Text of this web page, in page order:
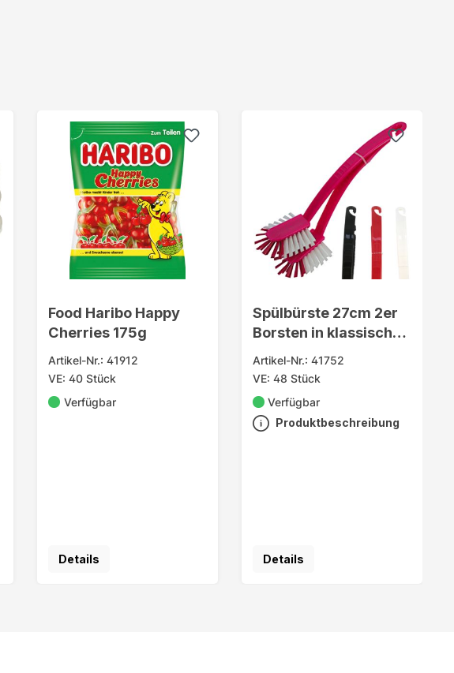
Food Haribo Happy
Cherries 175g
Artikel-Nr.: 41912
VE: 40 Stück
Verfügbar
Details
Spülbürste 27cm 2er
Borsten in klassischen
Farben
Artikel-Nr.: 41752
VE: 48 Stück
Verfügbar
Produktbeschreibung
Details